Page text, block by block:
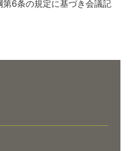
6条の規定に基づき会議記